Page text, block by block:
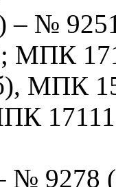
– №
МПК
МПК
№ 9278